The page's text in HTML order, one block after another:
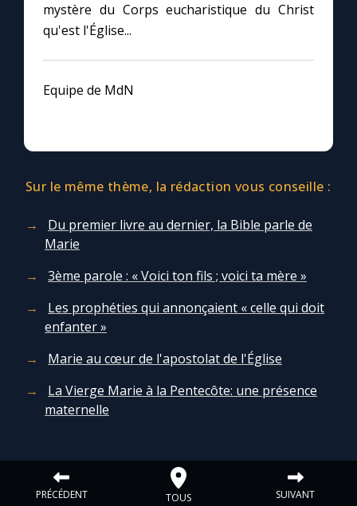
mystère du Corps eucharistique du Christ
qu'est l'Église...
Equipe de MdN
Sur le même thème, la rédaction vous conseille :
Du premier livre au dernier, la Bible parle de
Marie
3ème parole : « Voici ton fils ; voici ta mère »
Les prophéties qui annonçaient « celle qui doit
enfanter »
Marie au cœur de l'apostolat de l'Église
La Vierge Marie à la Pentecôte: une présence
maternelle
PRÉCÉDENT TOUS SUIVANT